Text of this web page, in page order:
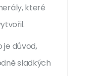
které
je důvod,
sladkých